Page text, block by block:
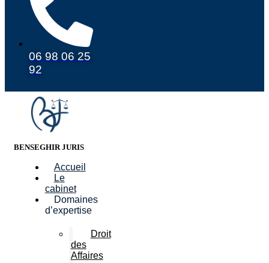
06 98 06 25
92
BENSEGHIR JURIS
Accueil
Le
cabinet
Domaines
d’expertise
Droit
des
Affaires